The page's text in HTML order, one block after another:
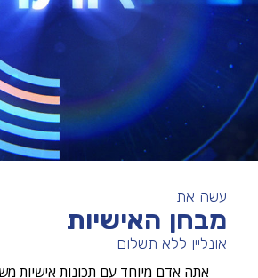
עשה את
מבחן האישיות
אונליין ללא תשלום
אתה אדם מיוחד עם תכונות אישיות